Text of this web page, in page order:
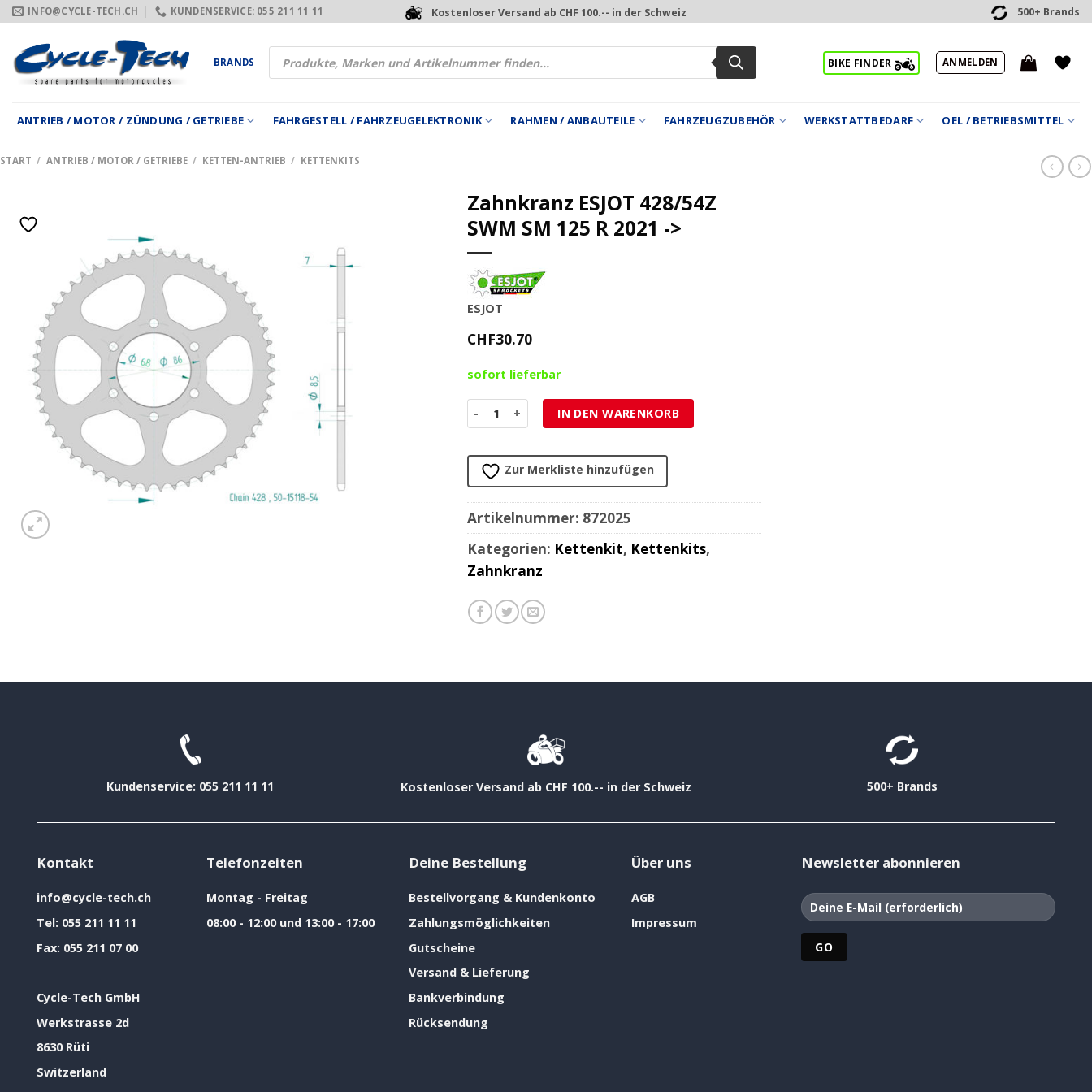
Zum
Inhalt
springen
INFO@CYCLE-TECH.CH KUNDENSERVICE: 055 211 11 11 Kostenloser Versand ab CHF 100.-- in der Schweiz 500+ Brands
BRANDS
Products
search
BIKE FINDER ANMELDEN
ANTRIEB / MOTOR / ZÜNDUNG / GETRIEBE FAHRGESTELL / FAHRZEUGELEKTRONIK RAHMEN / ANBAUTEILE FAHRZEUGZUBEHÖR WERKSTATTBEDARF OEL / BETRIEBSMITTEL
START / ANTRIEB / MOTOR / GETRIEBE / KETTEN-ANTRIEB / KETTENKITS
Zahnkranz ESJOT 428/54Z
SWM SM 125 R 2021 ->
ESJOT
CHF30.70
sofort lieferbar
Zahnkranz ESJOT 428/54Z SWM SM 125 R 2021 -> Menge
IN DEN WARENKORB
Zur Merkliste hinzufügen
Artikelnummer: 872025
Kategorien: Kettenkit, Kettenkits,
Zahnkranz
Kundenservice: 055 211 11 11 Kostenloser Versand ab CHF 100.-- in der Schweiz 500+ Brands
Kontakt
info@cycle-tech.ch
Tel: 055 211 11 11
Fax: 055 211 07 00
Cycle-Tech GmbH
Werkstrasse 2d
8630 Rüti
Switzerland
Telefonzeiten
Montag - Freitag
08:00 - 12:00 und 13:00 - 17:00
Deine Bestellung
Bestellvorgang & Kundenkonto
Zahlungsmöglichkeiten
Gutscheine
Versand & Lieferung
Bankverbindung
Rücksendung
Über uns
AGB
Impressum
Newsletter abonnieren